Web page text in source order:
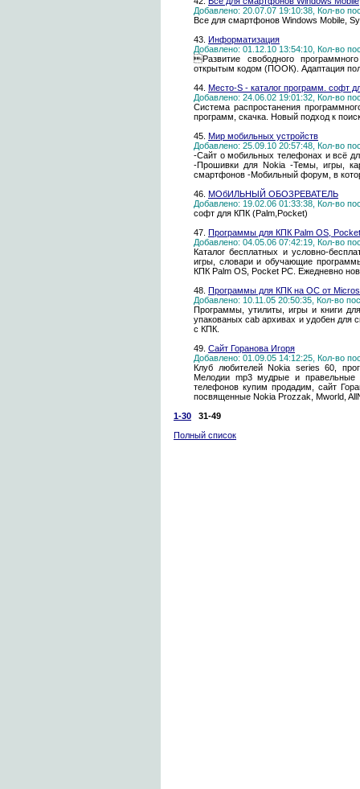
Добавлено: 20.07.07 19:10:38, Кол-во
Все для смартфонов Windows Mobile,
43. Информатизация
Добавлено: 01.12.10 13:54:10, Кол-во
Развитие свободного
открытым кодом (ПООК). Адаптация
44. Место-S - каталог программ. софт
Добавлено: 24.06.02 19:01:32, Кол-во
Система распростанения
программ, скачка. Новый подход к
45. Мир мобильных устройств
Добавлено: 25.09.10 20:57:48, Кол-во
-Сайт о мобильных телефонах и всё
-Прошивки для Nokia -Темы, игры,
смартфонов -Мобильный форум, в
46. МОбИЛЬНЫЙ ОБОЗРЕВАТЕЛЬ
Добавлено: 19.02.06 01:33:38, Кол-во
софт для КПК (Palm,Pocket)
47. Программы для КПК Palm OS,
Добавлено: 04.05.06 07:42:19, Кол-во
Каталог бесплатных и условно-
игры, словари и обучающие
КПК Palm OS, Pocket PC. Ежедневно
48. Программы для КПК на ОС от
Добавлено: 10.11.05 20:50:35, Кол-во
Программы, утилиты, игры и книги
упакованых cab архивах и удобен для
с КПК.
49. Сайт Горанова Игоря
Добавлено: 01.09.05 14:12:25, Кол-во
Клуб любителей Nokia series 60,
Мелодии mp3 мудрые и
телефонов купим продадим, сайт
посвященные Nokia Prozzak, Mworld,
1-30
31-49
Полный список